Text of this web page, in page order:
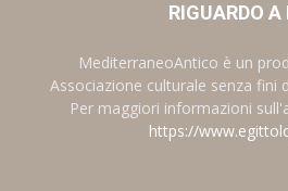
RIGUARDO A
MediterraneoAntico è un
Associazione culturale senza fini
Per maggiori informazioni
https://